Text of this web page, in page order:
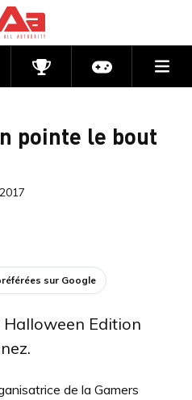
CompétitionsActu jeux
pointe le bout
AUX
sur Google
Edition
de la Gamers